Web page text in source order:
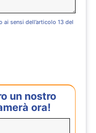
ai sensi dell’articolo 13 del
un nostro
ora!